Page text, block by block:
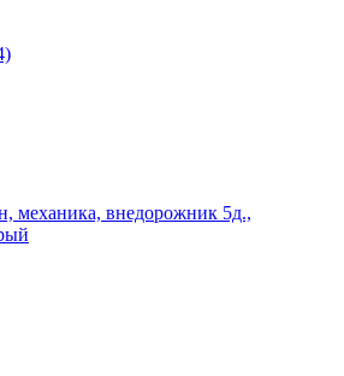
механика, внедорожник 5д.,